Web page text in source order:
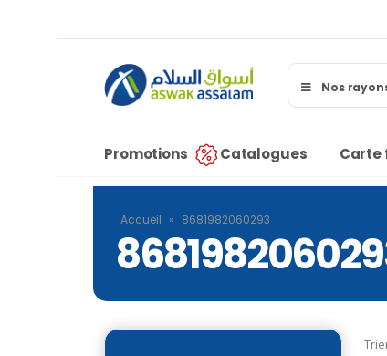
Nos
Promotions Catalogues Carte
Accueil » 8681982060293